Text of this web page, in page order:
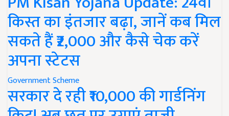
किस्त का इंतजार बढ़ा, जानें कब मिल
सकते हैं ₹2,000 और कैसे चेक करें
अपना स्टेटस
Government Scheme
सरकार दे रही ₹10,000 की गार्डनिंग